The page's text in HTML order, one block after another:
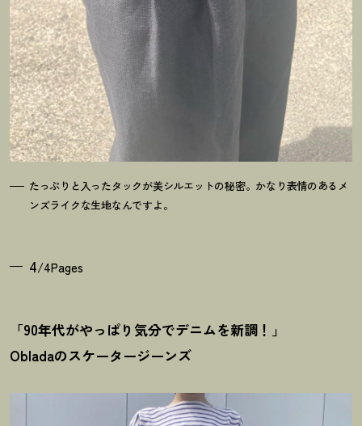
たっぷりと入ったタックが美シルエットの秘密。かなり表情のあるメ
ンズライクな生地なんですよ。
4/4Pages
「90年代がやっぱり気分でデニムを新調 ！ 」
Obladaのスケータージーンズ